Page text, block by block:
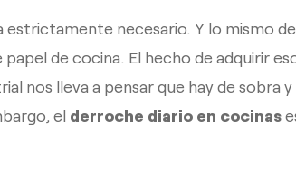
estrictamente necesario. Y lo mismo
de cocina. El hecho de adquirir
nos lleva a pensar que hay de sobra
el derroche diario en cocinas